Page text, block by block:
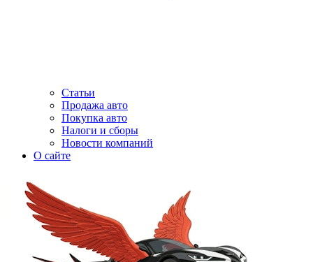
Статьи
Продажа авто
Покупка авто
Налоги и сборы
Новости компаний
О сайте